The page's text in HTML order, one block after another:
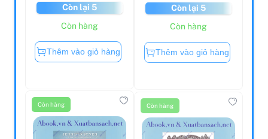
Còn lại 5
Còn hàng
Thêm vào giỏ hàng
Còn lại 5
Còn hàng
Thêm vào giỏ hàng
Còn hàng